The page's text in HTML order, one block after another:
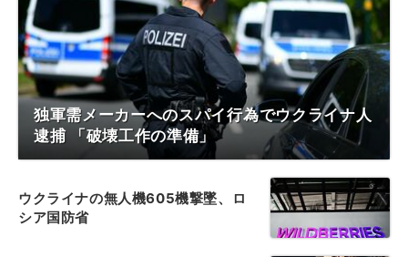
独軍需メーカーへのスパイ行為でウクライナ人
逮捕 「破壊工作の準備」
ウクライナの無人機605機撃墜、ロ
シア国防省